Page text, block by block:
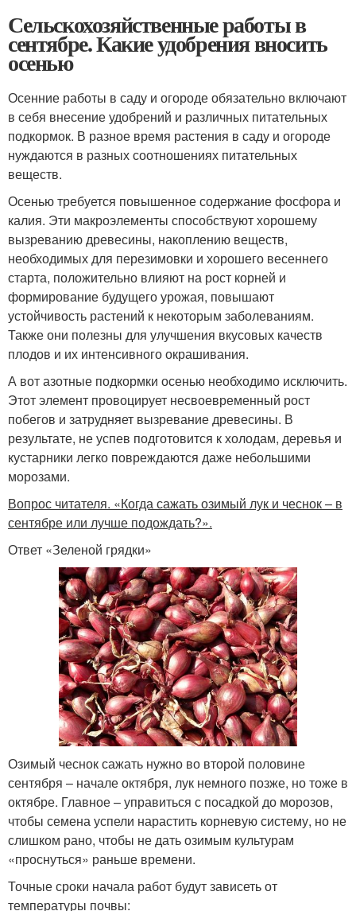
Сельскохозяйственные работы в
сентябре. Какие удобрения вносить
осенью
Осенние работы в саду и огороде обязательно включают
в себя внесение удобрений и различных питательных
подкормок. В разное время растения в саду и огороде
нуждаются в разных соотношениях питательных
веществ.
Осенью требуется повышенное содержание фосфора и
калия. Эти макроэлементы способствуют хорошему
вызреванию древесины, накоплению веществ,
необходимых для перезимовки и хорошего весеннего
старта, положительно влияют на рост корней и
формирование будущего урожая, повышают
устойчивость растений к некоторым заболеваниям.
Также они полезны для улучшения вкусовых качеств
плодов и их интенсивного окрашивания.
А вот азотные подкормки осенью необходимо исключить.
Этот элемент провоцирует несвоевременный рост
побегов и затрудняет вызревание древесины. В
результате, не успев подготовится к холодам, деревья и
кустарники легко повреждаются даже небольшими
морозами.
Вопрос читателя. «Когда сажать озимый лук и чеснок – в
сентябре или лучше подождать?».
Ответ «Зеленой грядки»
Озимый чеснок сажать нужно во второй половине
сентября – начале октября, лук немного позже, но тоже в
октябре. Главное – управиться с посадкой до морозов,
чтобы семена успели нарастить корневую систему, но не
слишком рано, чтобы не дать озимым культурам
«проснуться» раньше времени.
Точные сроки начала работ будут зависеть от
температуры почвы: